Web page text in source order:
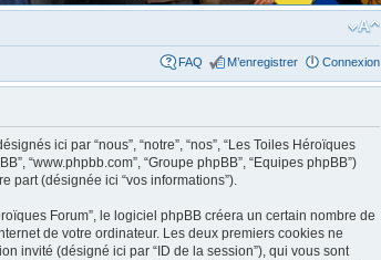
FAQ M’enregistrer Connexion
ici par “nous”, “notre”, “nos”, “Les Toiles Héroïques
“www.phpbb.com”, “Groupe phpBB”, “Equipes phpBB”)
part (désignée ici “vos informations”).
Forum”, le logiciel phpBB créera un certain nombre de
de votre ordinateur. Les deux premiers cookies ne
invité (désigné ici par “ID de la session”), qui vous sont